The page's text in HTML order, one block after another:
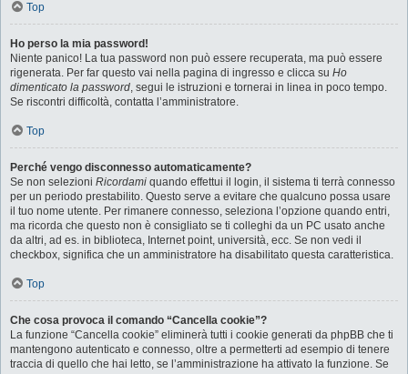
Top
Ho perso la mia password!
Niente panico! La tua password non può essere recuperata, ma può essere
rigenerata. Per far questo vai nella pagina di ingresso e clicca su Ho
dimenticato la password, segui le istruzioni e tornerai in linea in poco tempo.
Se riscontri difficoltà, contatta l’amministratore.
Top
Perché vengo disconnesso automaticamente?
Se non selezioni Ricordami quando effettui il login, il sistema ti terrà connesso
per un periodo prestabilito. Questo serve a evitare che qualcuno possa usare
il tuo nome utente. Per rimanere connesso, seleziona l’opzione quando entri,
ma ricorda che questo non è consigliato se ti colleghi da un PC usato anche
da altri, ad es. in biblioteca, Internet point, università, ecc. Se non vedi il
checkbox, significa che un amministratore ha disabilitato questa caratteristica.
Top
Che cosa provoca il comando “Cancella cookie”?
La funzione “Cancella cookie” eliminerà tutti i cookie generati da phpBB che ti
mantengono autenticato e connesso, oltre a permetterti ad esempio di tenere
traccia di quello che hai letto, se l’amministrazione ha attivato la funzione. Se